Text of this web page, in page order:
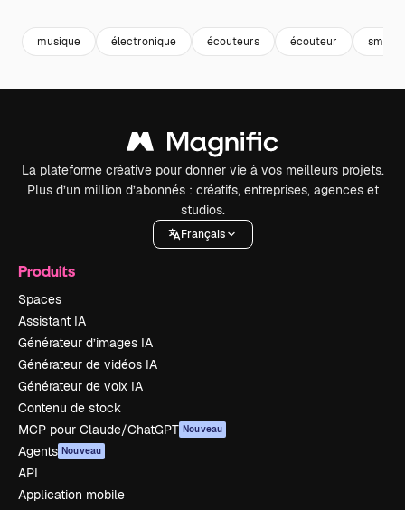
musique électronique écouteurs écouteur
La plateforme créative pour donner vie à vos meilleurs projets.
Plus d’un million d’abonnés : créatifs, entreprises, agences et
studios.
Français
Produits
Spaces
Assistant IA
Générateur d’images IA
Générateur de vidéos IA
Générateur de voix IA
Contenu de stock
MCP pour Claude/ChatGPT Nouveau
Agents Nouveau
API
Application mobile